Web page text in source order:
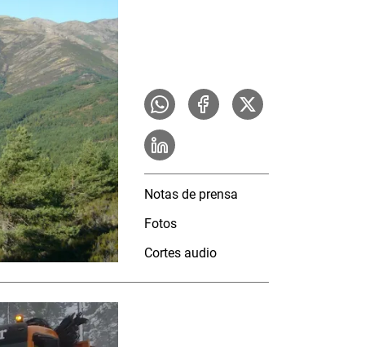
Notas de prensa
Fotos
Cortes audio